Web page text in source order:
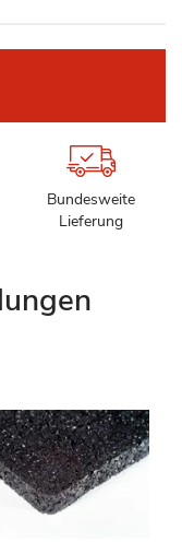
Bundesweite
Lieferung